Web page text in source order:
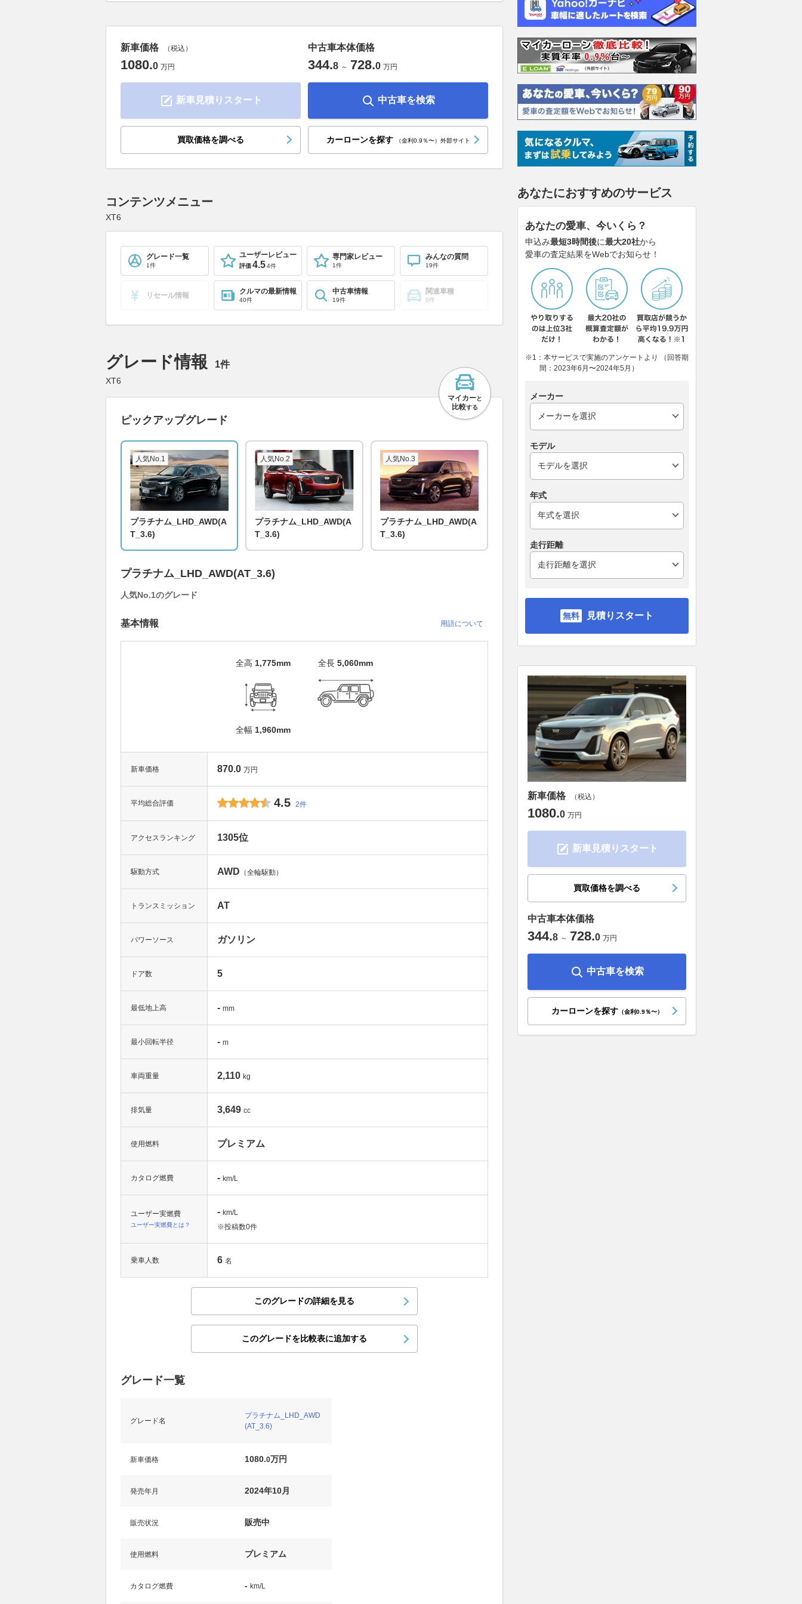
新車価格 （税込）
1080.0 万円
新車見積りスタート
中古車本体価格
344.8 ～ 728.0 万円
中古車を検索
買取価格を調べる カーローンを探す （金利0.9％〜）外部サイト
コンテンツメニュー
XT6
グレード一覧
1件
ユーザーレビュー
評価4.54件
専門家レビュー
1件
みんなの質問
19件
リセール情報 クルマの最新情報
40件
中古車情報
19件
関連車種
0件
グレード情報 1件
XT6
マイカーと
比較する
ピックアップグレード
人気No.1
プラチナム_LHD_AWD(A
T_3.6)
人気No.2
プラチナム_LHD_AWD(A
T_3.6)
人気No.3
プラチナム_LHD_AWD(A
T_3.6)
プラチナム_LHD_AWD(AT_3.6)
人気No.1のグレード
基本情報 用語について
全高 1,775mm
全幅 1,960mm
全長 5,060mm
新車価格 870.0 万円
平均総合評価 4.5 2件
アクセスランキング 1305位
駆動方式 AWD （全輪駆動）
トランスミッション AT
パワーソース ガソリン
ドア数 5
最低地上高 - mm
最小回転半径 - m
車両重量 2,110 kg
排気量 3,649 cc
使用燃料 プレミアム
カタログ燃費 - km/L
ユーザー実燃費
ユーザー実燃費とは？
- km/L
※投稿数0件
乗車人数 6 名
このグレードの詳細を見る
このグレードを比較表に追加する
グレード一覧
グレード名
プラチナム_LHD_AWD
(AT_3.6)
新車価格 1080.0万円
発売年月 2024年10月
販売状況 販売中
使用燃料 プレミアム
カタログ燃費 - km/L
あなたにおすすめのサービス
あなたの愛車、今いくら？
申込み最短3時間後に最大20社から
愛車の査定結果をWebでお知らせ！
※1：本サービスで実施のアンケートより （回答期
間：2023年6月〜2024年5月）
メーカー
モデル
年式
走行距離
見積りスタート
新車価格 （税込）
1080.0 万円
新車見積りスタート
買取価格を調べる
中古車本体価格
344.8 ～ 728.0 万円
中古車を検索
カーローンを探す（金利0.9％〜）